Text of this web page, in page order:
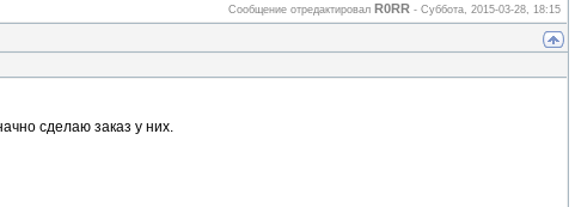
Сообщение отредактировал R0RR - Суббота, 2015-03-28, 18:15
сделаю заказ у них.